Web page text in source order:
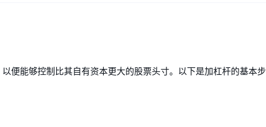
便能够控制比其自有资本更大的股票头寸。以下是加杠杆的基本步